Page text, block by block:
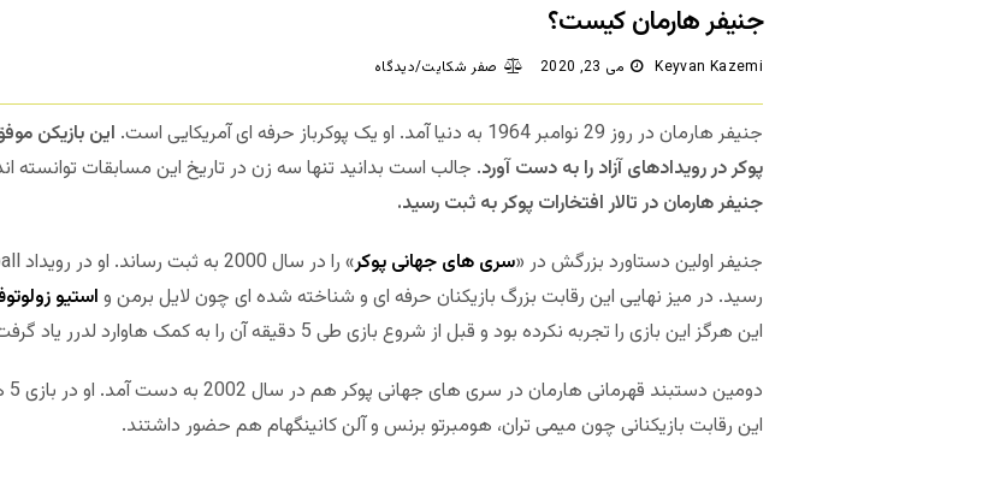
جنیفر هارمان کیست؟
Keyvan Kazemi می 23, 2020 صفر شکایت/دیدگاه
جنیفر هارمان در روز 29 نوامبر 1964 به دنیا آمد. او یک پوکرباز حرفه ای آمریکایی است.
این بازیکن
پوکر در رویدادهای آزاد را به دست آورد. جالب است بدانید تنها سه زن در تاریخ این مسابقات توانسته
جنیفر هارمان در تالار افتخارات پوکر به ثبت رسید.
جنیفر اولین دستاورد بزرگش در «سری های جهانی پوکر
رسید. در میز نهایی این رقابت بزرگ بازیکنان حرفه ای و شناخته شده ای چون لایل برمن و استیو
این هرگز این بازی را تجربه نکرده بود و قبل از شروع بازی طی 5 دقیقه آن را به کمک هاوارد لدرر یاد گرفت.
این رقابت بازیکنانی چون میمی تران، هومبرتو برنس و آلن کانینگهام هم حضور داشتند.